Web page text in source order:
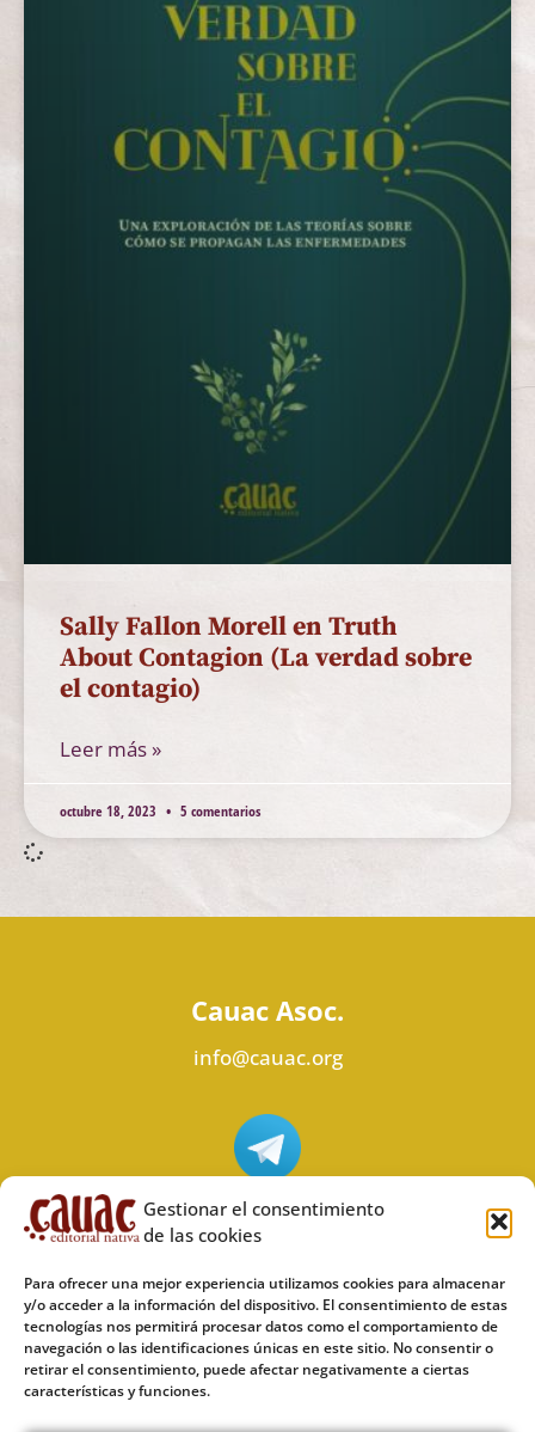
Gestionar el consentimiento
de las cookies
Para ofrecer una mejor experiencia utilizamos cookies para almacenar
y/o acceder a la información del dispositivo. El consentimiento de estas
tecnologías nos permitirá procesar datos como el comportamiento de
navegación o las identificaciones únicas en este sitio. No consentir o
retirar el consentimiento, puede afectar negativamente a ciertas
características y funciones.
Sally Fallon Morell en Truth
About Contagion (La verdad sobre
el contagio)
Leer más »
octubre 18, 2023 5 comentarios
Cauac Asoc.
info@cauac.org
Síguenos en Telegram
Síguenos en Odysee